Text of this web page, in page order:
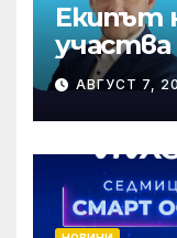
Екипът
участва
АВГУСТ 7,